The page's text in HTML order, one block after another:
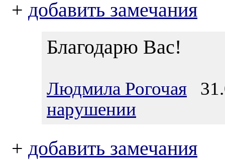
+ добавить замечания
Благодарю Вас!
Людмила Рогочая
нарушении
+ добавить замечания